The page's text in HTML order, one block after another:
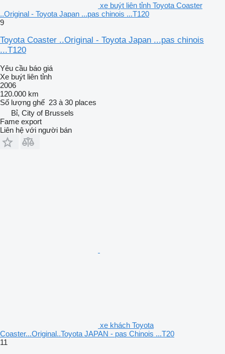
xe buýt liên tỉnh Toyota Coaster
..Original - Toyota Japan ...pas chinois ...T120
9
Toyota Coaster ..Original - Toyota Japan ...pas chinois
...T120
Yêu cầu báo giá
Xe buýt liên tỉnh
2006
120.000 km
Số lượng ghế 23 à 30 places
Bỉ, City of Brussels
Fame export
Liên hệ với người bán
xe khách Toyota
Coaster...Original..Toyota JAPAN - pas Chinois ...T20
11